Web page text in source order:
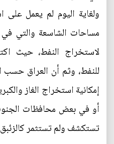
ولغاية اليوم لم يعمل
مساحات الشاسعة والتي
لاستخراج النفط، حيث
للنفط، وثم أن العراق حسب
إمكانية استخراج الغاز
أو في بعض محافظات
تستكشف ولم تستثمر